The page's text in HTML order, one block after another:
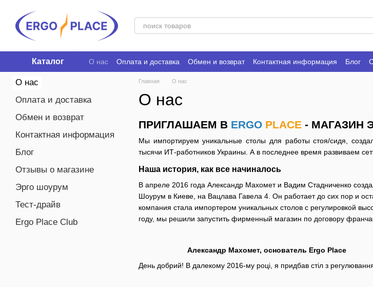
Каталог О нас Оплата и доставка Обмен и возврат Контактная информация Блог
Ergo Place Club
Главная О нас
О нас
ПРИГЛАШАЕМ В ERGO PLACE - МАГАЗИН
Мы импортируем уникальные столы для работы стоя/сидя,
тысячи ИТ-работников Украины. А в последнее время развиваем
Наша история, как все начиналось
В апреле 2016 года Александр Махомет и Вадим Стадниченко
Шоурум в Киеве, на Вацлава Гавела 4. Он работает до сих пор и
компания стала импортером уникальных столов с регулировкой
году, мы решили запустить фирменный магазин по договору
Александр Махомет, основатель Ergo Place
День добрий! В далекому 2016-му році, я придбав стіл з
О нас
Оплата и доставка
Обмен и возврат
Контактная информация
Блог
Отзывы о магазине
Эрго шоурум
Тест-драйв
Ergo Place Club